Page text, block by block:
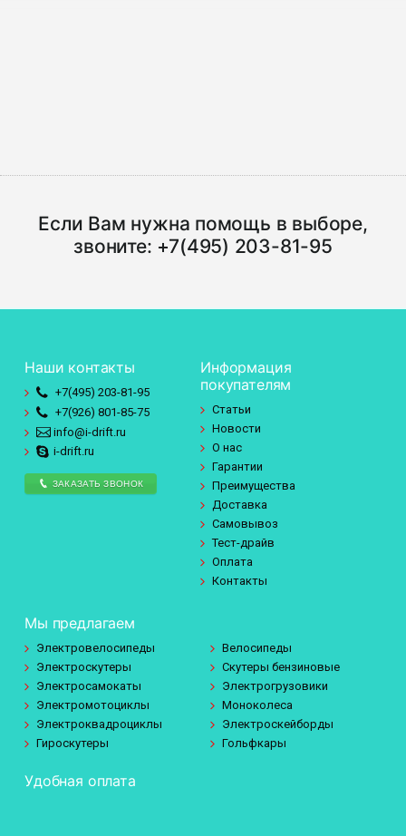
Если Вам нужна помощь в выборе,
звоните: +7(495) 203-81-95
Наши контакты
+7(495) 203-81-95
+7(926) 801-85-75
info@i-drift.ru
i-drift.ru
ЗАКАЗАТЬ ЗВОНОК
Информация
покупателям
Статьи
Новости
О нас
Гарантии
Преимущества
Доставка
Самовывоз
Тест-драйв
Оплата
Контакты
Мы предлагаем
Электровелосипеды
Велосипеды
Электроскутеры
Скутеры бензиновые
Электросамокаты
Электрогрузовики
Электромотоциклы
Моноколеса
Электроквадроциклы
Электроскейборды
Гироскутеры
Гольфкары
Удобная оплата